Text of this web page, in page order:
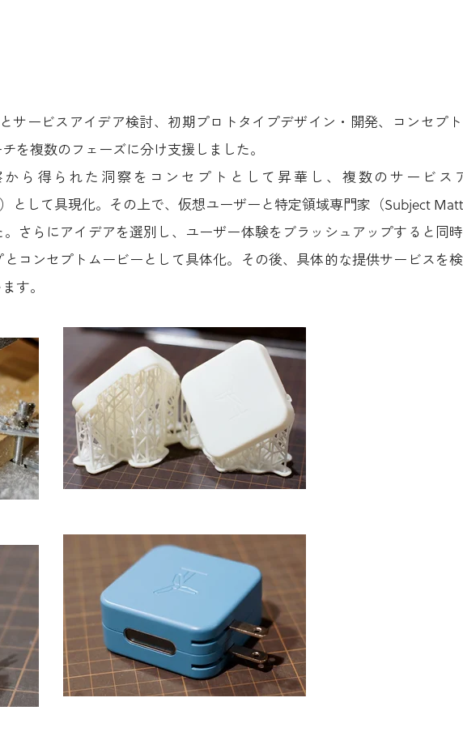
サービスアイデア検討、初期プロトタイプデザイン・開発、コンセプ
を複数のフェーズに分け支援しました。
ら得られた洞察をコンセプトとして昇華し、複数のサービス
として具現化。その上で、仮想ユーザーと特定領域専門家（Subject
さらにアイデアを選別し、ユーザー体験をブラッシュアップすると同
コンセプトムービーとして具体化。その後、具体的な提供サービスを
す。